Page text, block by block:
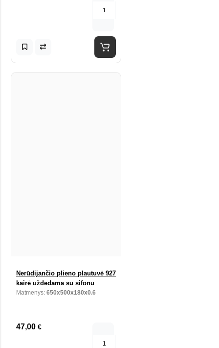
Nerūdijančio plieno plautuvė 927
kairė uždedama su sifonu
Matmenys: 650x500x180x0.6
47,00 €